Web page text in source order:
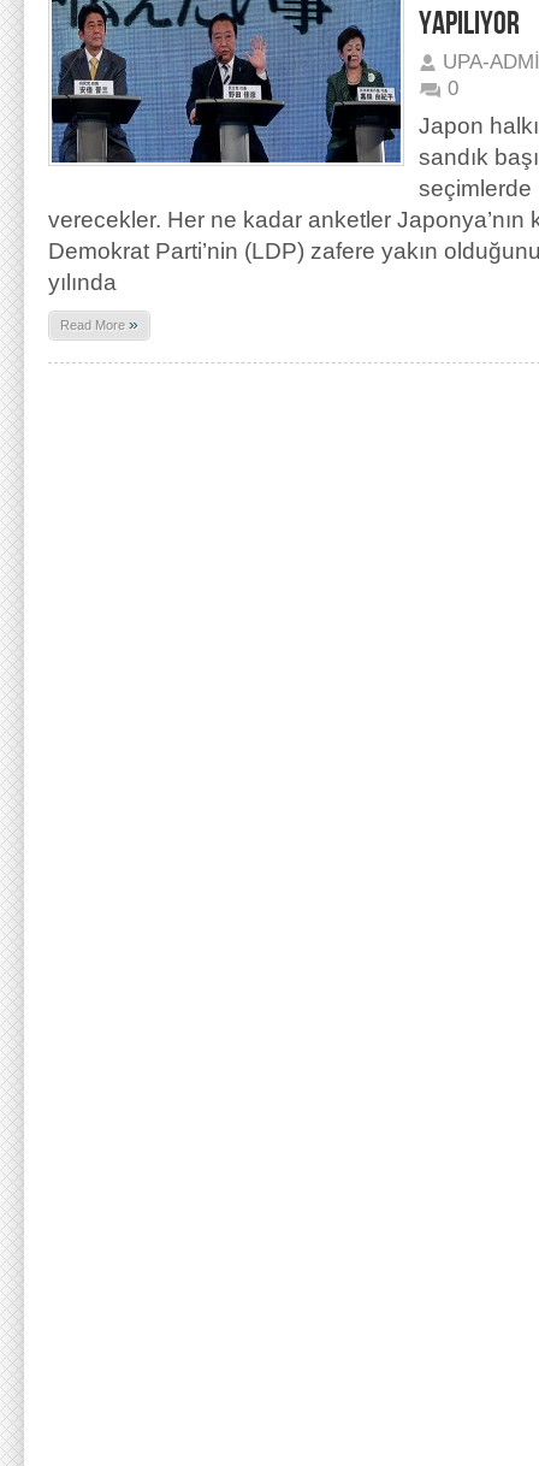
YAPILIYOR
UPA-
0
Japon
sandık
seçimlerde
verecekler. Her ne kadar anketler Japonya’nın
Demokrat Parti’nin (LDP) zafere yakın
yılında
Read More »